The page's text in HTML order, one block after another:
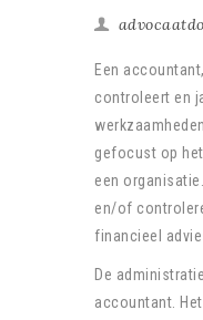
Een
controleert en
gefocust op
een
en/of
financieel
De
accountant.